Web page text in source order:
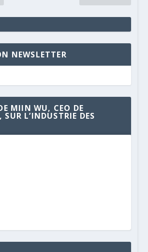
NEWSLETTER
MIIN WU, CEO DE
L’INDUSTRIE DES